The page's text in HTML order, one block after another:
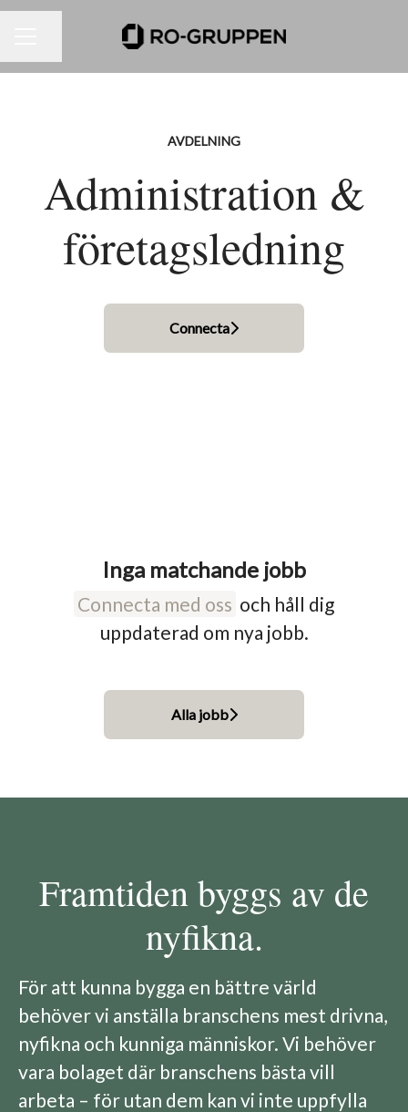
AVDELNING
Administration &
företagsledning
Connecta
Inga matchande jobb
Connecta med oss och håll dig
uppdaterad om nya jobb.
Alla jobb
Framtiden byggs av de
nyfikna.
För att kunna bygga en bättre värld
behöver vi anställa branschens mest drivna,
nyfikna och kunniga människor. Vi behöver
vara bolaget där branschens bästa vill
arbeta – för utan dem kan vi inte uppfylla